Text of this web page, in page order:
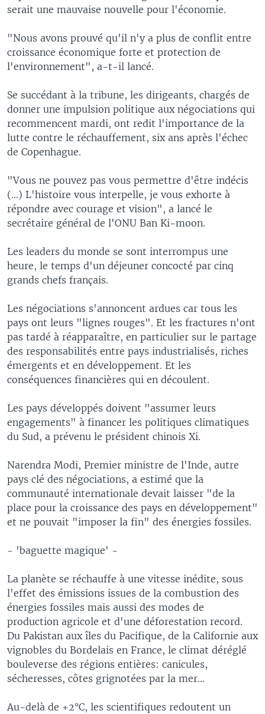
serait une mauvaise nouvelle pour l'économie.
"Nous avons prouvé qu'il n'y a plus de conflit entre
croissance économique forte et protection de
l'environnement", a-t-il lancé.
Se succédant à la tribune, les dirigeants, chargés de
donner une impulsion politique aux négociations qui
recommencent mardi, ont redit l'importance de la
lutte contre le réchauffement, six ans après l'échec
de Copenhague.
"Vous ne pouvez pas vous permettre d'être indécis
(...) L'histoire vous interpelle, je vous exhorte à
répondre avec courage et vision", a lancé le
secrétaire général de l'ONU Ban Ki-moon.
Les leaders du monde se sont interrompus une
heure, le temps d'un déjeuner concocté par cinq
grands chefs français.
Les négociations s'annoncent ardues car tous les
pays ont leurs "lignes rouges". Et les fractures n'ont
pas tardé à réapparaître, en particulier sur le partage
des responsabilités entre pays industrialisés, riches
émergents et en développement. Et les
conséquences financières qui en découlent.
Les pays développés doivent "assumer leurs
engagements" à financer les politiques climatiques
du Sud, a prévenu le président chinois Xi.
Narendra Modi, Premier ministre de l'Inde, autre
pays clé des négociations, a estimé que la
communauté internationale devait laisser "de la
place pour la croissance des pays en développement"
et ne pouvait "imposer la fin" des énergies fossiles.
- 'baguette magique' -
La planète se réchauffe à une vitesse inédite, sous
l'effet des émissions issues de la combustion des
énergies fossiles mais aussi des modes de
production agricole et d'une déforestation record.
Du Pakistan aux îles du Pacifique, de la Californie aux
vignobles du Bordelais en France, le climat déréglé
bouleverse des régions entières: canicules,
sécheresses, côtes grignotées par la mer...
Au-delà de +2°C, les scientifiques redoutent un